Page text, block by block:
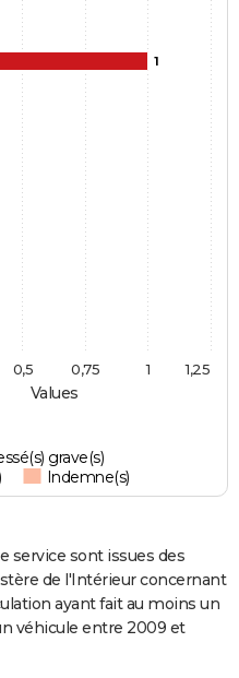
Values
1
grave(s)
Indemne(s)
1
0,5 0,75 1,25
service sont issues des
de l'Intérieur concernant
ayant fait au moins un
véhicule entre 2009 et